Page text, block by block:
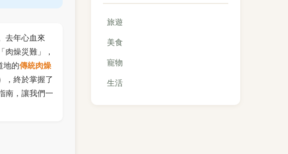
去年心血來
燥災難」，
地的傳統肉燥
，終於掌握了
南，讓我們一
旅遊
美食
寵物
生活